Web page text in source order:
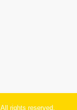
rights reserved.